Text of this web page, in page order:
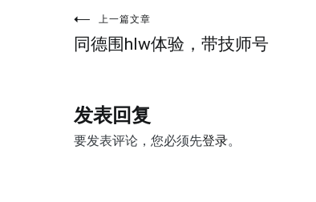
文
导
航
上一篇文章
同德围hlw体验，带技师号
发表回复
要发表评论，您必须先登录。